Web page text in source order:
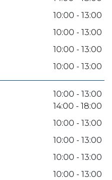
10:00 - 13:00
10:00 - 13:00
10:00 - 13:00
10:00 - 13:00
10:00 - 13:00
14:00 - 18:00
10:00 - 13:00
10:00 - 13:00
10:00 - 13:00
10:00 - 13:00